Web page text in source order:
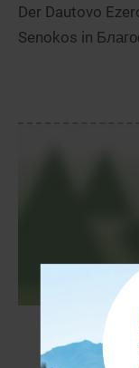
Der Dautovo
Senokos in